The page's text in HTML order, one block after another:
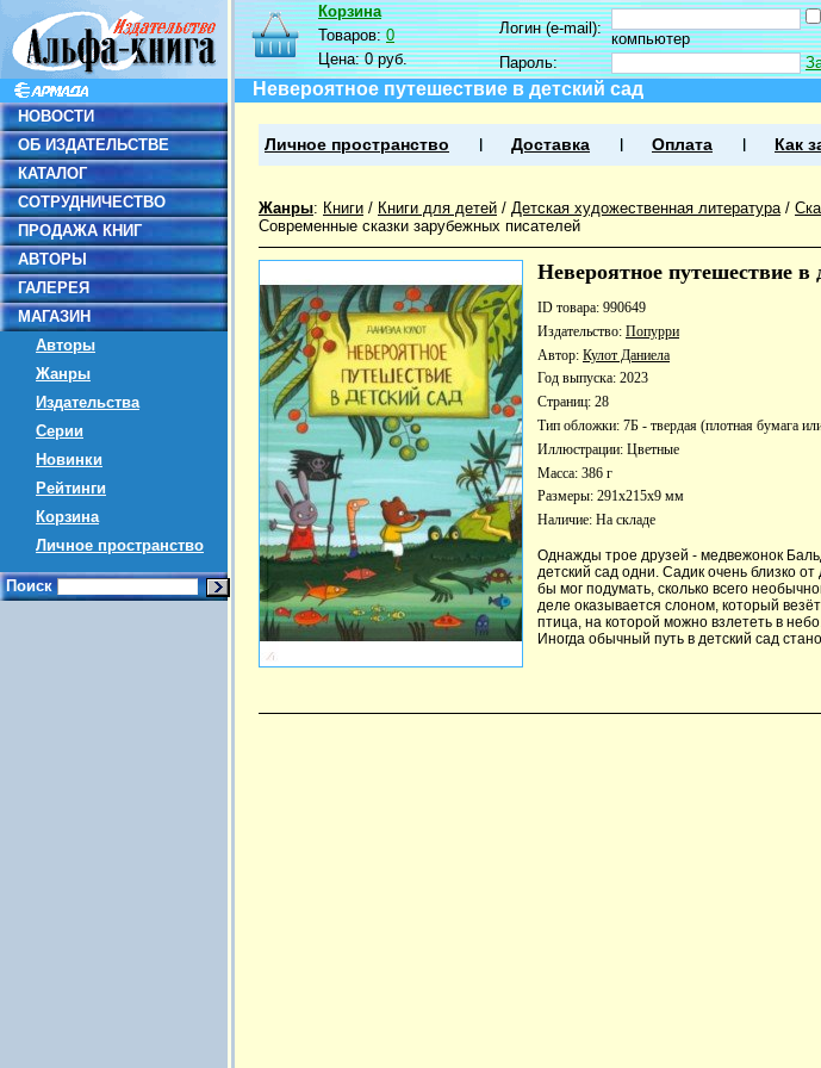
НОВОСТИ
ОБ ИЗДАТЕЛЬСТВЕ
КАТАЛОГ
СОТРУДНИЧЕСТВО
ПРОДАЖА КНИГ
АВТОРЫ
ГАЛЕРЕЯ
МАГАЗИН
Авторы
Жанры
Издательства
Серии
Новинки
Рейтинги
Корзина
Личное пространство
Поиск
Корзина
Товаров:0
Цена:0 руб.
Логин (e-mail):
компьютер
Пароль:
Невероятное путешествие в детский сад
Личное пространство Доставка Оплата Как
Жанры: Книги / Книги для детей / Детская художественная литература/
Современные сказки зарубежных писателей
Невероятное путешествие в
ID товара: 990649
Издательство: Попурри
Автор: Кулот Даниела
Год выпуска: 2023
Страниц: 28
Тип обложки: 7Б - твердая (плотная бумага
Иллюстрации: Цветные
Масса: 386 г
Размеры: 291x215x9 мм
Наличие: На складе
Однажды трое друзей - медвежонок
детский сад одни. Садик очень близко
бы мог подумать, сколько всего
деле оказывается слоном, который
птица, на которой можно взлететь в
Иногда обычный путь в детский сад